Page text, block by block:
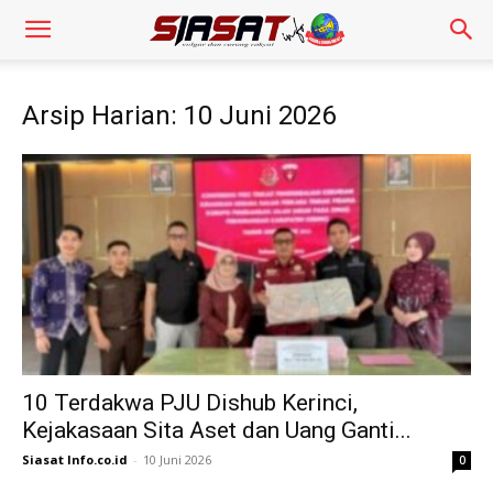
Arsip Harian: 10 Juni 2026
10 Terdakwa PJU Dishub Kerinci,
Kejakasaan Sita Aset dan Uang Ganti...
Siasat Info.co.id - 10 Juni 2026 0